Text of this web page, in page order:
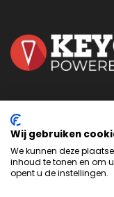
Handige links
Winkel
Privacybeleid
Wij gebruiken
We kunnen deze
inhoud te tonen en om
opent u de instellingen.